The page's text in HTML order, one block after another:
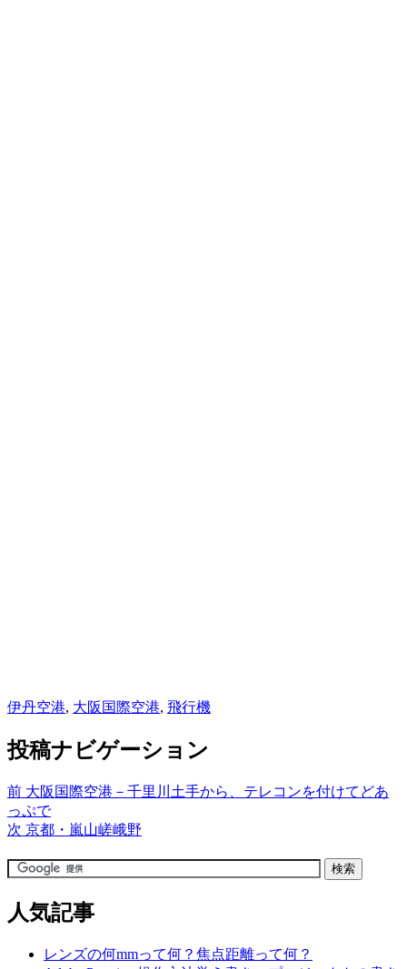
伊丹空港, 大阪国際空港, 飛行機
投稿ナビゲーション
前 大阪国際空港－千里川土手から、テレコンを付けてどあ
っぷで
次 京都・嵐山嵯峨野
人気記事
レンズの何mmって何？焦点距離って何？